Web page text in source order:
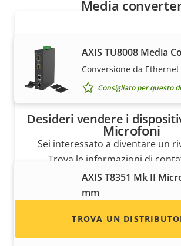
Media
AXIS TU8008 Media
Conversione da
Consigliato per questo
Microfoni
AXIS T8351 Mk II
mm
e a bassa rumorosità per
Desideri vendere i
Sei interessato a diventare un
Trova le informazioni di
distributori di dispositivi e
TROVA UN